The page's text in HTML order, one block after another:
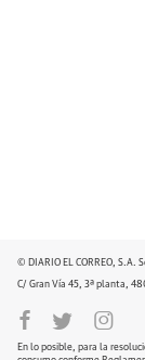
© DIARIO EL CORREO, S.A.
C/ Gran Vía 45, 3ª planta,
En lo posible, para la